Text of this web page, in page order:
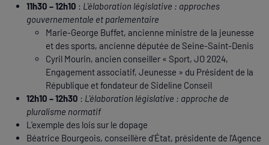
11h30 – 12h10 : L'élaboration législative : approches
gouvernementale et parlementaire
Marie-George Buffet, ancienne ministre de la jeunesse
et des sports, ancienne députée de Seine-Saint-Denis
Cyril Mourin, ancien conseiller « Sport, JO 2024,
Engagement associatif, Jeunesse » du Président de la
République et fondateur de Sideline Conseil
12h10 – 12h30 : L'élaboration législative : approche de
pluralisme normatif
L'exemple des lois sur le dopage
Béatrice Bourgeois, conseillère d'État, présidente de l'Agence